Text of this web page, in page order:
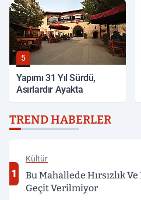
5
Yapımı 31 Yıl Sürdü,
Asırlardır Ayakta
TREND HABERLER
1
Kültür
Bu Mahallede Hırsızlık
Geçit Verilmiyor